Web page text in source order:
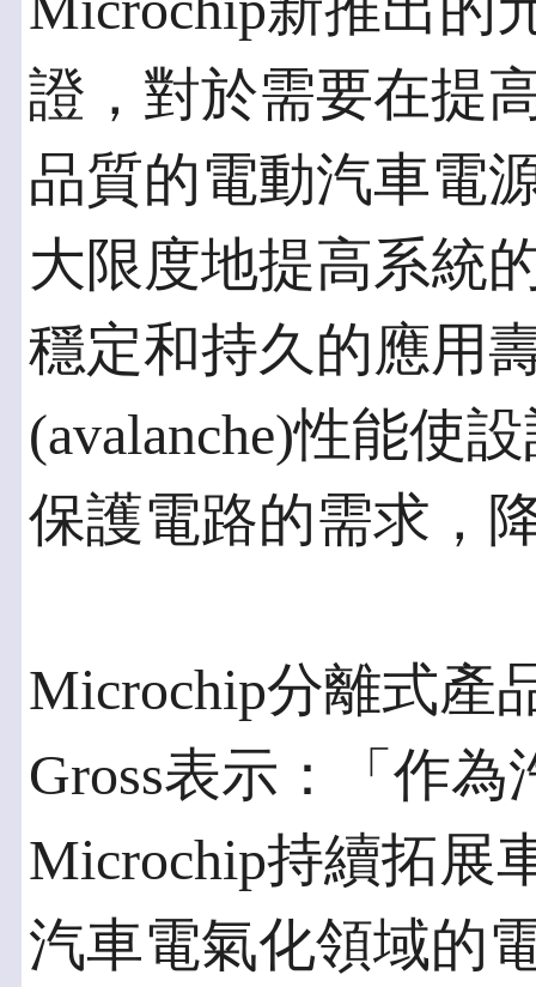
證，對於需要在提
品質的電動汽車電
大限度地提高系統
穩定和持久的應用
(avalanche)性能使
保護電路的需求，
Microchip分離式產
Gross表示：「作
Microchip持續拓展
汽車電氣化領域的